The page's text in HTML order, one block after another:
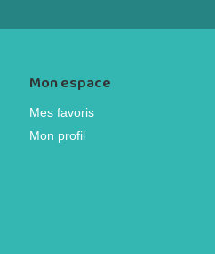
Mon espace
Mes favoris
Mon profil